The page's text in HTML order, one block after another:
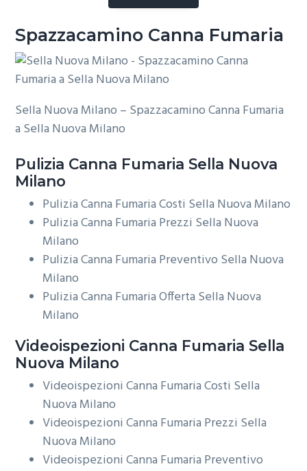
Spazzacamino Canna Fumaria
Sella Nuova Milano – Spazzacamino Canna Fumaria
a Sella Nuova Milano
Pulizia Canna Fumaria Sella Nuova
Milano
Pulizia Canna Fumaria Costi Sella Nuova Milano
Pulizia Canna Fumaria Prezzi Sella Nuova
Milano
Pulizia Canna Fumaria Preventivo Sella Nuova
Milano
Pulizia Canna Fumaria Offerta Sella Nuova
Milano
Videoispezioni Canna Fumaria Sella
Nuova Milano
Videoispezioni Canna Fumaria Costi Sella
Nuova Milano
Videoispezioni Canna Fumaria Prezzi Sella
Nuova Milano
Videoispezioni Canna Fumaria Preventivo